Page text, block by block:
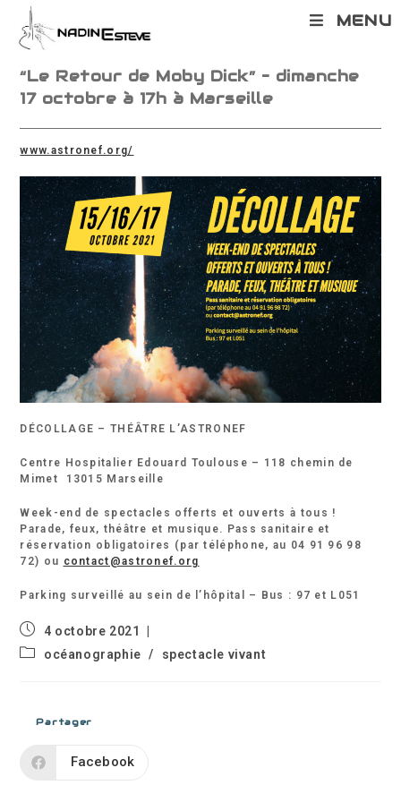
content
MENU
“Le Retour de Moby Dick” – dimanche
17 octobre à 17h à Marseille
www.astronef.org/
DÉCOLLAGE – THÉÂTRE L’ASTRONEF
Centre Hospitalier Edouard Toulouse – 118 chemin de
Mimet 13015 Marseille
Week-end de spectacles offerts et ouverts à tous !
Parade, feux, théâtre et musique. Pass sanitaire et
réservation obligatoires (par téléphone, au 04 91 96 98
72) ou contact@astronef.org
Parking surveillé au sein de l’hôpital – Bus : 97 et L051
Publication
publiée :
4 octobre 2021
Postocéanographie / spectacle vivant
Partager
Facebook